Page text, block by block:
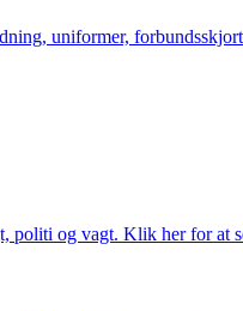
uniformer,
politi og vagt. Klik her for at